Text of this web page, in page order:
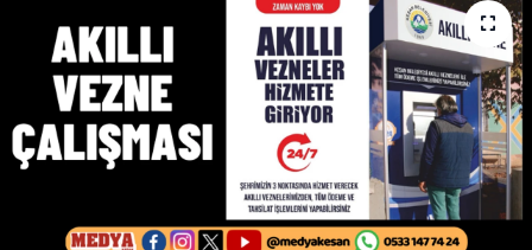
EĞİTİM
TARIM VE HAYVANCILIK
KÜLTÜR SANAT
RESMİ İLAN